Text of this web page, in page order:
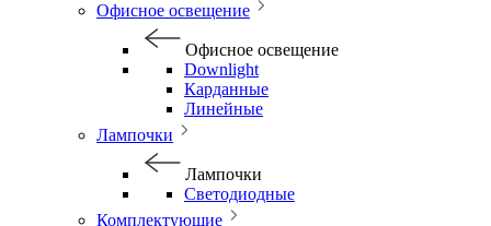
Офисное освещение
Офисное освещение
Downlight
Карданные
Линейные
Лампочки
Лампочки
Светодиодные
Комплектующие